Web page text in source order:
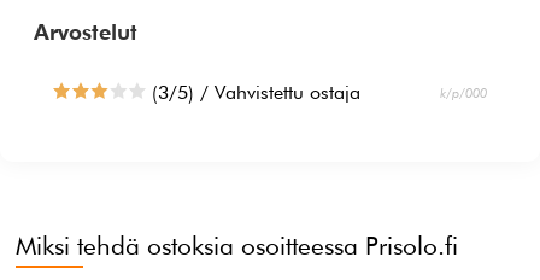
Arvostelut
(3/5) / Vahvistettu ostaja k/p/000
Miksi tehdä ostoksia osoitteessa Prisolo.fi